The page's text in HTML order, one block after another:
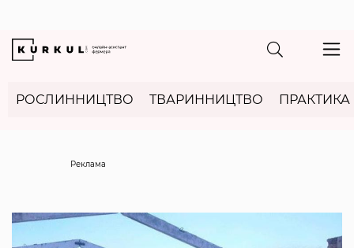
РОСЛИННИЦТВО ТВАРИННИЦТВО ПРАКТИКА
Реклама